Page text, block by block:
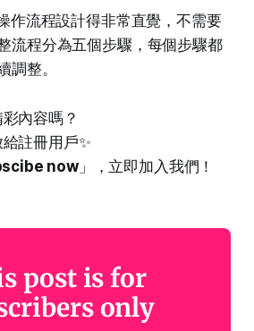
作流程設計得非常直覺，不需要
流程分為五個步驟，每個步驟都
調整。
內容嗎？
註冊用戶✨
now」，立即加入我們！
post is for
only